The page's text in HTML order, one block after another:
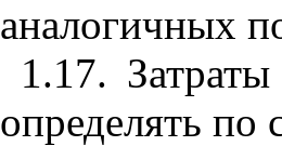
аналогичных
1.17.
определять